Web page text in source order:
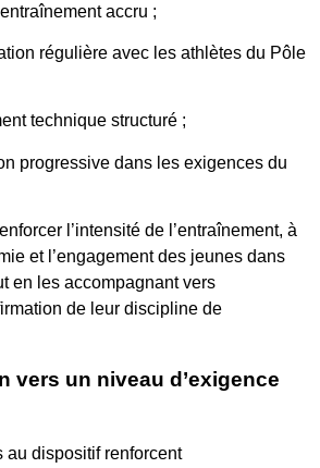
accru ;
régulière avec les athlètes du Pôle
technique structuré ;
progressive dans les exigences du
l’intensité de l’entraînement, à
et l’engagement des jeunes dans
en les accompagnant vers
de leur discipline de
vers un niveau d’exigence
au dispositif renforcent